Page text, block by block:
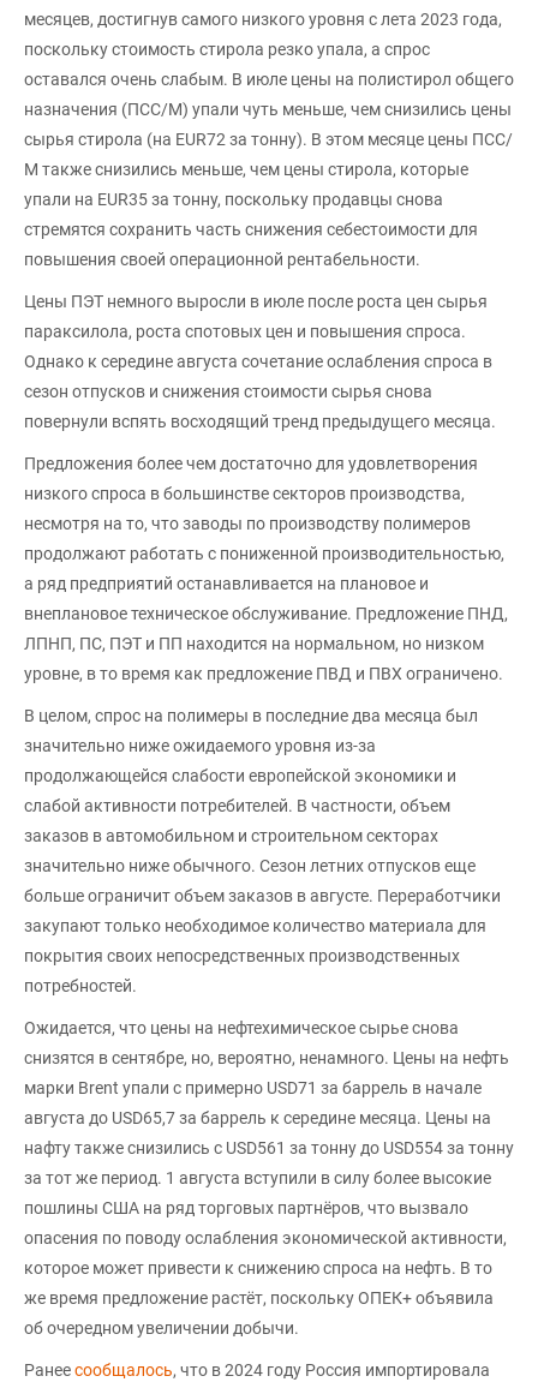
месяцев, достигнув самого низкого уровня с лета 2023 года,
поскольку стоимость стирола резко упала, а спрос
оставался очень слабым. В июле цены на полистирол общего
назначения (ПСС/М) упали чуть меньше, чем снизились цены
сырья стирола (на EUR72 за тонну). В этом месяце цены ПСС/
М также снизились меньше, чем цены стирола, которые
упали на EUR35 за тонну, поскольку продавцы снова
стремятся сохранить часть снижения себестоимости для
повышения своей операционной рентабельности.
Цены ПЭТ немного выросли в июле после роста цен сырья
параксилола, роста спотовых цен и повышения спроса.
Однако к середине августа сочетание ослабления спроса в
сезон отпусков и снижения стоимости сырья снова
повернули вспять восходящий тренд предыдущего месяца.
Предложения более чем достаточно для удовлетворения
низкого спроса в большинстве секторов производства,
несмотря на то, что заводы по производству полимеров
продолжают работать с пониженной производительностью,
а ряд предприятий останавливается на плановое и
внеплановое техническое обслуживание. Предложение ПНД,
ЛПНП, ПС, ПЭТ и ПП находится на нормальном, но низком
уровне, в то время как предложение ПВД и ПВХ ограничено.
В целом, спрос на полимеры в последние два месяца был
значительно ниже ожидаемого уровня из-за
продолжающейся слабости европейской экономики и
слабой активности потребителей. В частности, объем
заказов в автомобильном и строительном секторах
значительно ниже обычного. Сезон летних отпусков еще
больше ограничит объем заказов в августе. Переработчики
закупают только необходимое количество материала для
покрытия своих непосредственных производственных
потребностей.
Ожидается, что цены на нефтехимическое сырье снова
снизятся в сентябре, но, вероятно, ненамного. Цены на нефть
марки Brent упали с примерно USD71 за баррель в начале
августа до USD65,7 за баррель к середине месяца. Цены на
нафту также снизились с USD561 за тонну до USD554 за тонну
за тот же период. 1 августа вступили в силу более высокие
пошлины США на ряд торговых партнёров, что вызвало
опасения по поводу ослабления экономической активности,
которое может привести к снижению спроса на нефть. В то
же время предложение растёт, поскольку ОПЕК+ объявила
об очередном увеличении добычи.
Ранеесообщалось, что в 2024 году Россия импортировала